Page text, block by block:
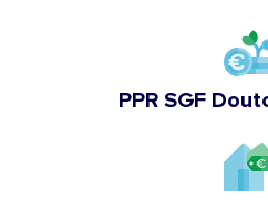
PPR SGF